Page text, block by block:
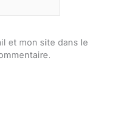
et mon site dans le